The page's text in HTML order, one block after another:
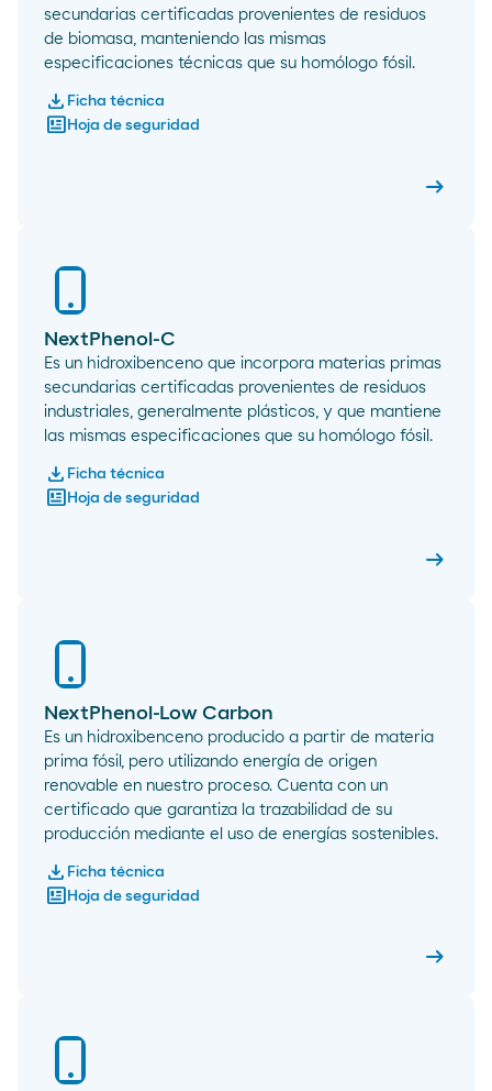
secundarias certificadas provenientes de residuos
de biomasa, manteniendo las mismas
especificaciones técnicas que su homólogo fósil.
download Ficha técnica
newsmode Hoja de seguridad
arrow_right_alt
NextPhenol-C
Es un hidroxibenceno que incorpora materias primas
secundarias certificadas provenientes de residuos
industriales, generalmente plásticos, y que mantiene
las mismas especificaciones que su homólogo fósil.
download Ficha técnica
newsmode Hoja de seguridad
arrow_right_alt
NextPhenol-Low Carbon
Es un hidroxibenceno producido a partir de materia
prima fósil, pero utilizando energía de origen
renovable en nuestro proceso. Cuenta con un
certificado que garantiza la trazabilidad de su
producción mediante el uso de energías sostenibles.
download Ficha técnica
newsmode Hoja de seguridad
arrow_right_alt